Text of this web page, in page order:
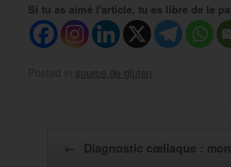
Si tu as aimé l'article, tu es libre de le
source de gluten
← Diagnostic cœliaque :